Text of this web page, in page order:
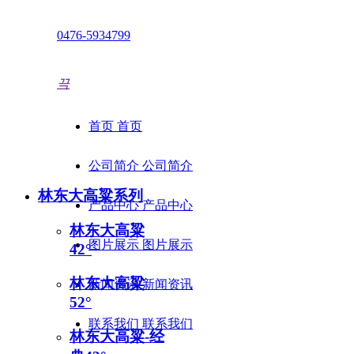
0476-5934799
끅
一方水土 酿一方酒
首页 首页
公司简介 公司简介
产品中心 产品中心
图片展示 图片展示
新闻资讯 新闻资讯
联系我们 联系我们
林东大高粱系列
林东大高粱
42°
林东大高粱
52°
林东大高粱-经